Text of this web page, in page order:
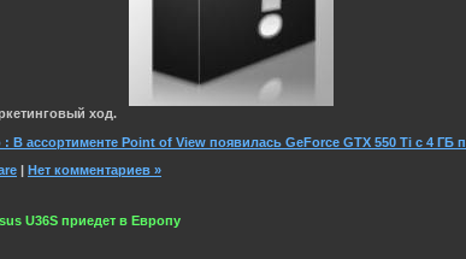
ход.
В ассортименте Point of View появилась GeForce GTX 550 Ti с 4 ГБ
| Нет комментариев »
U36S приедет в Европу